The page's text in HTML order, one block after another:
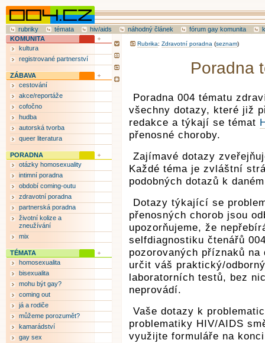
rubriky témata hiv/aids náhodný článek fórum gay komunita
Rubrika: Zdravotní poradna (seznam)
Poradna
Poradna 004 tématu
všechny dotazy, které již
redakce a týkají se témat
přenosné choroby.
Zajímavé dotazy
Každé téma je zvláštní
podobných dotazů k
Dotazy týkající se
přenosných chorob jsou
upozorňujeme, že
selfdiagnostiku čtenářů
pozorovaných příznaků
určit váš praktický/
laboratorních testů, bez
neprovádí.
Vaše dotazy k
problematiky HIV/AIDS
využijte formuláře na
KOMUNITA
kultura
registrované partnerství
ZÁBAVA
cestování
akce/reportáže
cofočno
hudba
autorská tvorba
queer literatura
PORADNA
otázky homosexuality
intimní poradna
období coming-outu
zdravotní poradna
partnerská poradna
životní kolize a
zneužívání
mix
TÉMATA
homosexualita
bisexualita
mohu být gay?
coming out
já a rodiče
můžeme porozumět?
kamarádství
gay sex